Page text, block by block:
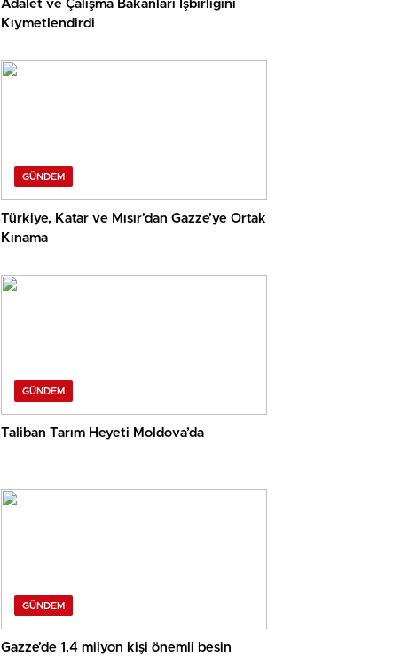
Adalet ve Çalışma Bakanları İşbirliğini
Kıymetlendirdi
GÜNDEM
Türkiye, Katar ve Mısır’dan Gazze’ye Ortak
Kınama
GÜNDEM
Taliban Tarım Heyeti Moldova’da
GÜNDEM
Gazze’de 1,4 milyon kişi önemli besin